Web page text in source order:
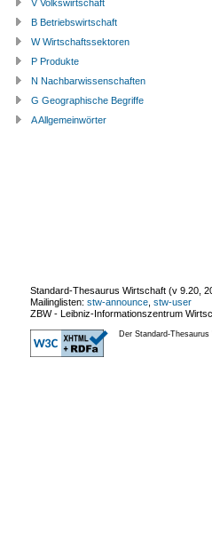
V Volkswirtschaft
B Betriebswirtschaft
W Wirtschaftssektoren
P Produkte
N Nachbarwissenschaften
G Geographische Begriffe
A Allgemeinwörter
Standard-Thesaurus Wirtschaft (v 9.20
Mailinglisten: stw-announce stw-user
ZBW - Leibniz-Informationszentrum
Der Standard-